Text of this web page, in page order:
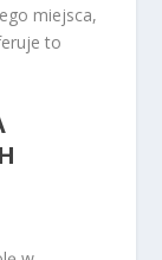
miejsca,
to